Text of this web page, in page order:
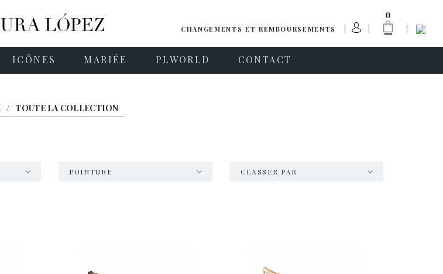
CHANGEMENTS ET REMBOURSEMENTS
0
ICÔNES MARIÉE PLWORLD CONTACT
/ TOUTE LA COLLECTION
POINTURE CLASSER PAR